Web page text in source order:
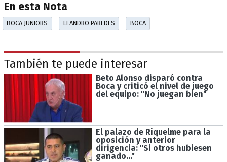
En esta Nota
BOCA JUNIORS LEANDRO PAREDES BOCA
También te puede interesar
Beto Alonso disparó contra
Boca y criticó el nivel de juego
del equipo: "No juegan bien"
El palazo de Riquelme para la
oposición y anterior
dirigencia: "Si otros hubiesen
ganado..."